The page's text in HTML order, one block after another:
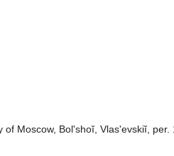
of Moscow, Bol'shoĭ, Vlas'evskiĭ,